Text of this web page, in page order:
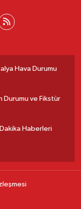
Hava Durumu
Durumu ve Fikstür
Haberleri